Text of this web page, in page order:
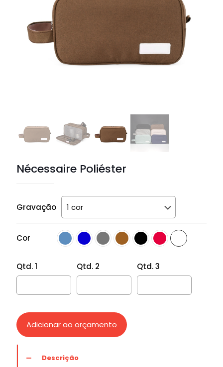
Nécessaire Poliéster
Gravação
Cor
Qtd. 1 Qtd. 2 Qtd. 3
Adicionar ao orçamento
Descrição